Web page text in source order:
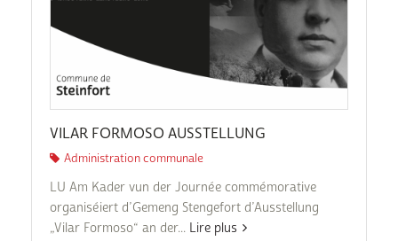
VILAR FORMOSO AUSSTELLUNG
Administration communale
LU Am Kader vun der Journée commémorative
organiséiert d’Gemeng Stengefort d’Ausstellung
„Vilar Formoso“ an der... Lire plus